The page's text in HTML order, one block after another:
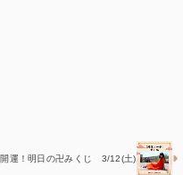
開運！明日の卍みくじ 3/12(土)